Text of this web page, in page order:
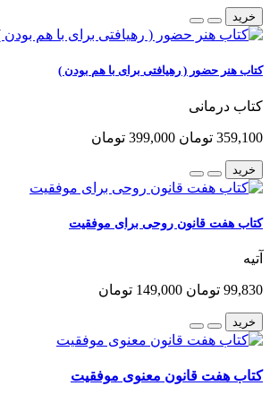
خرید
کتاب هنر حضور ( رهیافتی برای با هم بودن )
کتاب درمانی
359,100 تومان 399,000 تومان
خرید
کتاب هفت قانون روحی برای موفقیت
آتیه
99,830 تومان 149,000 تومان
خرید
کتاب هفت قانون معنوی موفقیت